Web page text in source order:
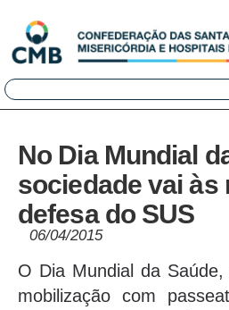
No Dia Mundial
sociedade vai às
defesa do SUS
06/04/2015
O Dia Mundial da
mobilização com